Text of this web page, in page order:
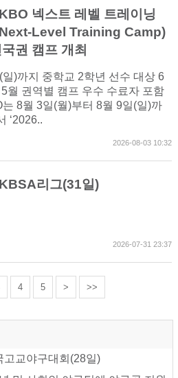
넥스트 레벨 트레이닝
Level Training Camp)
권 캠프 개최
)까지 중학교 2학년 선수 대상 6
월 권역별 캠프 우수 수료자 포함
8월 3일(월)부터 8월 9일(일)까
‘2026..
2026-08-03 10:32
리그(31일)
2026-07-31 23:37
4 5 > >>
고교야구대회(28일)